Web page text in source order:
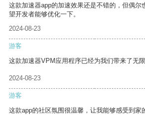
这款加速器app的加速效果还是不错的，但偶尔
望开发者能够优化一下。
2024-08-23
游客
这款加速器VPM应用程序已经为我们带来了无
2024-08-23
游客
这款app的社区氛围很温馨，让我能够感受到家